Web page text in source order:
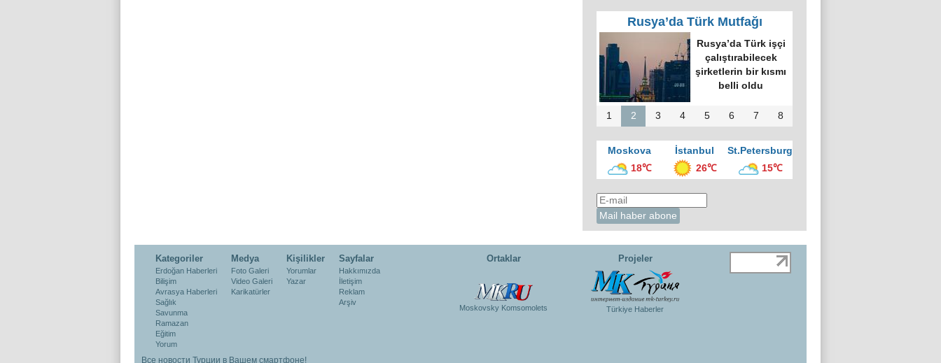
Rusya’da Türk Mutfağı
Rusya’da Türk işçi
çalıştırabilecek
şirketlerin bir kısmı
belli oldu
1 2 3 4 5 6 7 8
Moskova İstanbul
St.Petersburg
18℃
26℃ 15℃
Kategoriler
Erdoğan Haberleri
Bilişim
Avrasya Haberleri
Sağlık
Savunma
Ramazan
Eğitim
Yorum
Medya
Foto Galeri
Video Galeri
Karikatürler
Kişilikler
Yorumlar
Yazar
Sayfalar
Hakkımızda
İletişim
Reklam
Arşiv
Ortaklar
Moskovsky Komsomolets
Projeler
Türkiye Haberler
Все новости Турции в Вашем смартфоне!